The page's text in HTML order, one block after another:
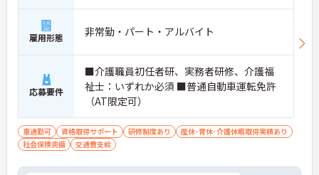
雇用形態 非常勤・パート・アルバイト
応募要件
■介護職員初任者研、実務者研修、介護福
祉士：いずれか必須 ■普通自動車運転免許
（AT限定可）
車通勤可 資格取得サポート 研修制度あり
産休･育休･介護休暇取得実績あり
社会保険完備
交通費支給